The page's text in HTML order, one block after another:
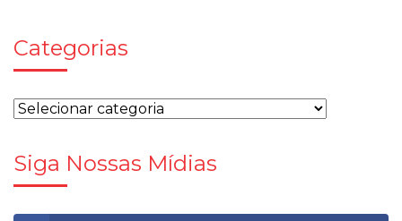
Categorias
Siga Nossas Mídias